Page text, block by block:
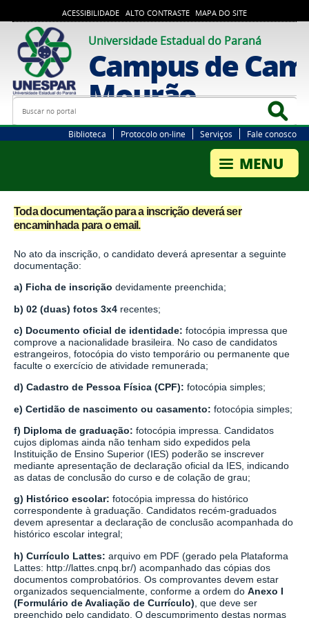
ACESSIBILIDADE ALTO CONTRASTE MAPA DO SITE
Universidade Estadual do Paraná
Campus de
Mourão
Busca
Biblioteca Protocolo on-line Serviços Fale conosco
Toda documentação para a inscrição deverá ser
encaminhada para o email.
No ato da inscrição, o candidato deverá apresentar a seguinte
documentação:
a) Ficha de inscrição devidamente preenchida;
b) 02 (duas) fotos 3x4 recentes;
c) Documento oficial de identidade: fotocópia impressa que
comprove a nacionalidade brasileira. No caso de candidatos
estrangeiros, fotocópia do visto temporário ou permanente que
faculte o exercício de atividade remunerada;
d) Cadastro de Pessoa Física (CPF): fotocópia simples;
e) Certidão de nascimento ou casamento: fotocópia simples;
f) Diploma de graduação: fotocópia impressa. Candidatos
cujos diplomas ainda não tenham sido expedidos pela
Instituição de Ensino Superior (IES) poderão se inscrever
mediante apresentação de declaração oficial da IES, indicando
as datas de conclusão do curso e de colação de grau;
g) Histórico escolar: fotocópia impressa do histórico
correspondente à graduação. Candidatos recém-graduados
devem apresentar a declaração de conclusão acompanhada do
histórico escolar integral;
h) Currículo Lattes: arquivo em PDF (gerado pela Plataforma
Lattes: http://lattes.cnpq.br/) acompanhado das cópias dos
documentos comprobatórios. Os comprovantes devem estar
organizados sequencialmente, conforme a ordem do Anexo I
(Formulário de Avaliação de Currículo) , que deve ser
preenchido pelo candidato. O descumprimento destas normas